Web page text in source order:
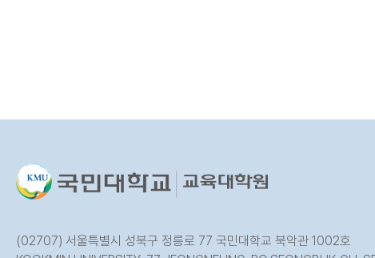
(02707) 서울특별시 성북구 정릉로 77 국민대학교 북악관 1002호